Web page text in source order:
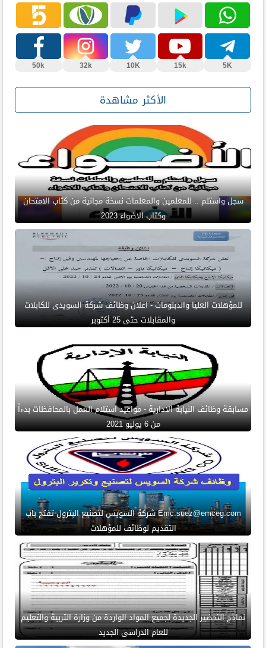
5K
15k
10K
32k
50k
الأكثر مشاهدة
سجل واستلم .. للمعلمين والمعلمات نسخة مجانية من كتاب الامتحان
وكتاب الاضواء 2023
للمؤهلات العليا والدبلومات - اعلان وظائف شركة السويدى للكابلات
والمقابلات حتى 25 أكتوبر
مسابقة وظائف النيابة الادارية - مواعيد استلام العمل بالمحافظات بدءاً
من 6 يوليو 2021
Emc.suez@emceg.com شركة السويس لتصنيع البترول تفتح باب
التقديم لوظائف للمؤهلات
نماذج التحضير الجديدة لجميع المواد الواردة من وزارة التربية والتعليم
للعام الدراسى الجديد